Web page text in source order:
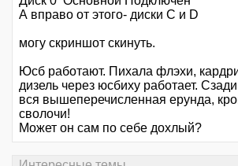
А вправо от этого- диски C и D
могу скриншот скинуть.
Юсб работают. Пихала флэхи,
дизель через юсбиху работает.
вся вышеперечисленная ерунда,
сволочи!
Может он сам по себе дохлый?